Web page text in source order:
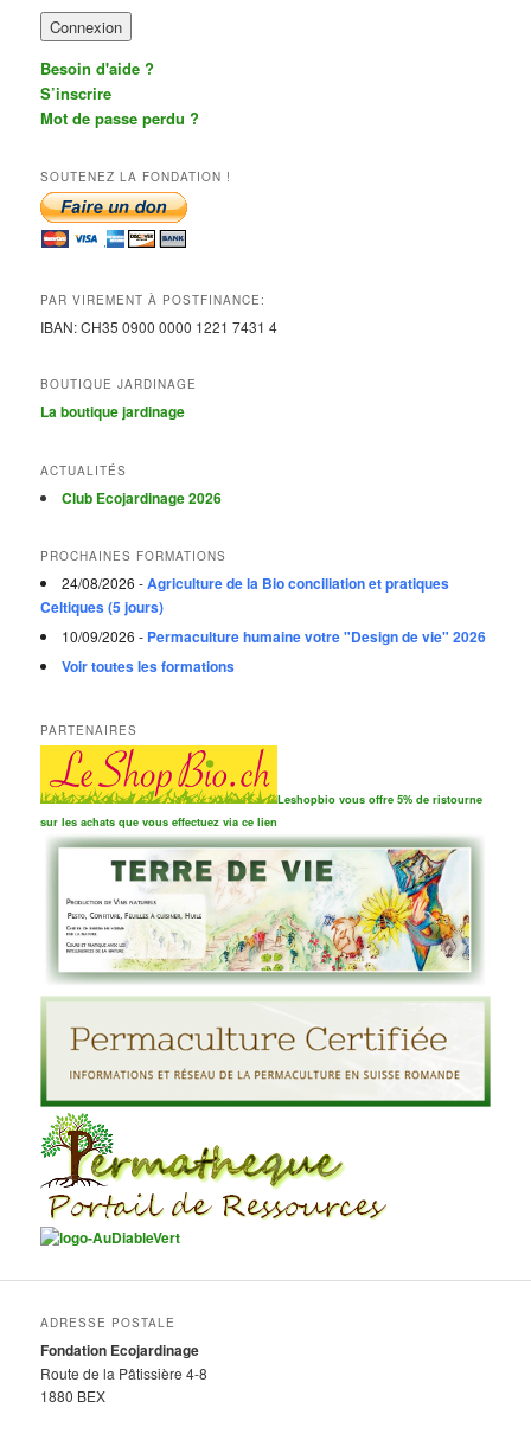
Besoin d'aide ?
S’inscrire
Mot de passe perdu ?
SOUTENEZ LA FONDATION !
PAR VIREMENT À POSTFINANCE:
IBAN:CH35 0900 0000 1221 74314
BOUTIQUE JARDINAGE
La boutique jardinage
ACTUALITÉS
Club Ecojardinage 2026
PROCHAINES FORMATIONS
24/08/2026 -Agriculture de la Bio conciliation et pratiques
Celtiques (5 jours)
10/09/2026 - Permaculture humaine votre "Design de vie" 2026
Voir toutes les formations
PARTENAIRES
Leshopbio vous offre 5% de ristourne
sur les achats que vous effectuez via ce lien
ADRESSE POSTALE
Fondation Ecojardinage
Route de la Pâtissière 4-8
1880 BEX